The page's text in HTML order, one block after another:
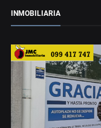
INMOBILIARIA